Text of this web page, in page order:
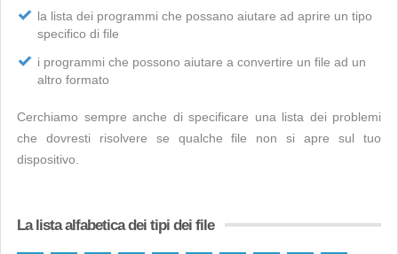
la lista dei programmi che possano aiutare ad aprire un tipo
specifico di file
i programmi che possono aiutare a convertire un file ad un
altro formato
Cerchiamo sempre anche di specificare una lista dei problemi
che dovresti risolvere se qualche file non si apre sul tuo
dispositivo.
La lista alfabetica dei tipi dei file